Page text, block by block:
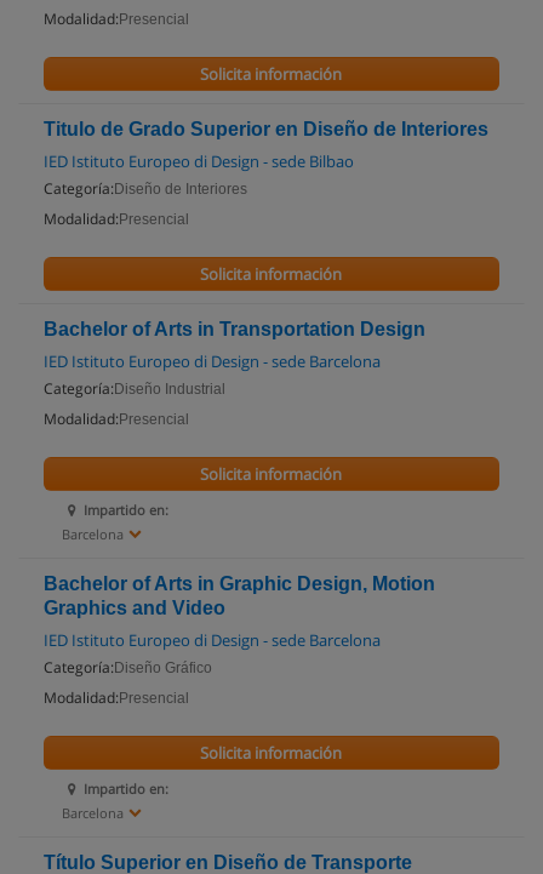
Modalidad: Presencial
Solicita información
Titulo de Grado Superior en Diseño de Interiores
IED Istituto Europeo di Design - sede Bilbao
Categoría: Diseño de Interiores
Modalidad: Presencial
Solicita información
Bachelor of Arts in Transportation Design
IED Istituto Europeo di Design - sede Barcelona
Categoría: Diseño Industrial
Modalidad: Presencial
Impartido en:
Barcelona
Solicita información
Bachelor of Arts in Graphic Design, Motion
Graphics and Video
IED Istituto Europeo di Design - sede Barcelona
Categoría: Diseño Gráfico
Modalidad: Presencial
Impartido en:
Barcelona
Solicita información
Título Superior en Diseño de Transporte